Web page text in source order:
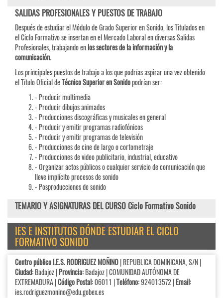
SALIDAS PROFESIONALES Y PUESTOS DE TRABAJO
Después de estudiar el Módulo de Grado Superior en Sonido, los Titulados en
el Ciclo Formativo se insertan en el Mercado Laboral en diversas Salidas
Profesionales, trabajando enlos sectores de la información y la
comunicación.
Los principales puestos de trabajo a los que podrías aspirar una vez obtenido
el Título Oficial deTécnico Superior en Sonidopodrían ser:
- Producir multimedia
- Producir dibujos animados
- Producciones discográficas y musicales en general
- Producir y emitir programas radiofónicos
- Producir y emitir programas de televisión
- Producciones de cine de largo o cortometraje
- Producciones de video publicitario, industrial, educativo
- Organizar actos públicos o cualquier servicio de comunicación que
lleve implícito procesos de sonido
- Posproducciones de sonido
TEMARIO Y ASIGNATURAS DEL CURSO Ciclo Formativo Sonido
IES E INSTITUTOS DÓNDE ESTUDIAR EL CICLO
FORMATIVO SONIDO
Centro público I.E.S. RODRIGUEZ MOÑINO| REPUBLICA DOMINICANA, S/N |
Ciudad:Badajoz |Provincia:Badajoz | COMUNIDAD AUTÓNOMA DE
EXTREMADURA |Código Postal:06011 |Teléfono:924013572 |Email:
ies.rodriguezmonino@edu.gobex.es